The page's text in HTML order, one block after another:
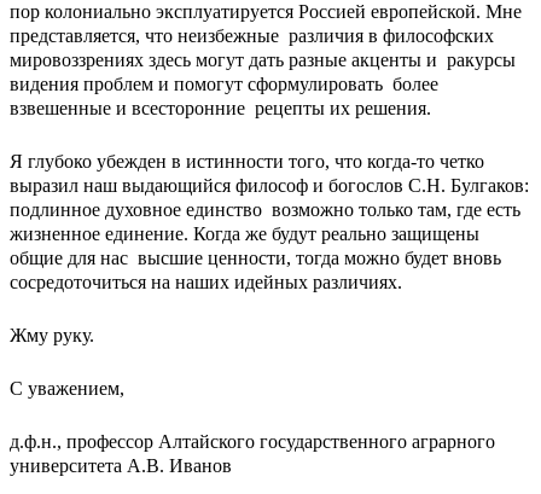
пор колониально эксплуатируется Россией европейской. Мне
представляется, что неизбежные различия в философских
мировоззрениях здесь могут дать разные акценты и ракурсы
видения проблем и помогут сформулировать более
взвешенные и всесторонние рецепты их решения.
Я глубоко убежден в истинности того, что когда-то четко
выразил наш выдающийся философ и богослов С.Н. Булгаков:
подлинное духовное единство возможно только там, где есть
жизненное единение. Когда же будут реально защищены
общие для нас высшие ценности, тогда можно будет вновь
сосредоточиться на наших идейных различиях.
Жму руку.
С уважением,
д.ф.н., профессор Алтайского государственного аграрного
университета А.В. Иванов